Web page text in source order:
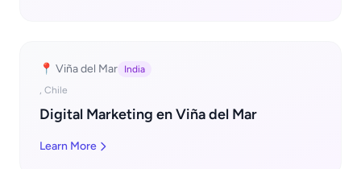
📍 Viña del Mar
India
, Chile
Digital Marketing en Viña del Mar
Learn More